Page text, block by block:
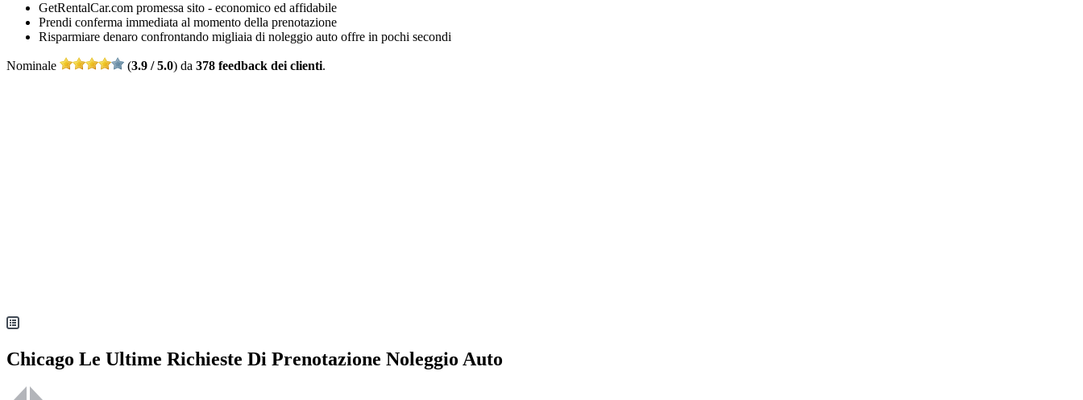
GetRentalCar.com promessa sito - economico ed affidabile
Prendi conferma immediata al momento della prenotazione
Risparmiare denaro confrontando migliaia di noleggio auto offre in pochi secondi
Nominale (3.9 / 5.0) da 378 feedback dei clienti.
Chicago Le Ultime Richieste Di Prenotazione Noleggio Auto